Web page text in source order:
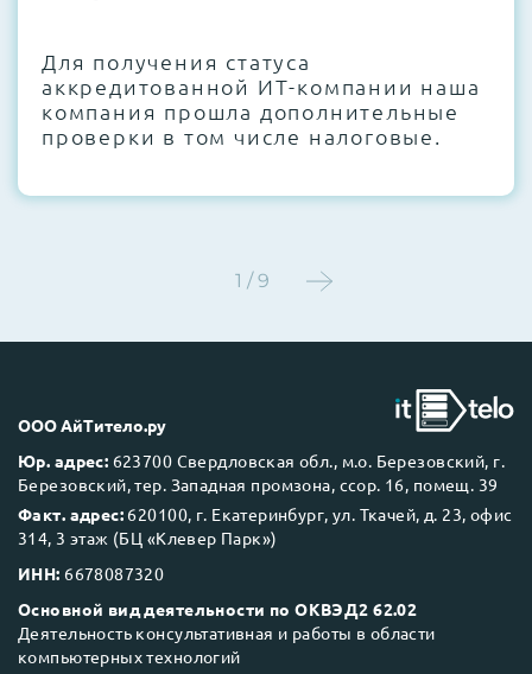
Этап 4:Стресс-тестирование под 100%
нагрузкой в течение 72 часов для
проверки стабильности всех подсистем
Next Business Day (NBD)
Для получения статуса
аккредитованной ИТ-компании наша
компания прошла дополнительные
проверки в том числе налоговые.
1 / 9
ООО АйТитело.ру
Юр. адрес: 623700 Свердловская обл., м.о. Березовский, г.
Березовский, тер. Западная промзона, ссор. 16, помещ. 39
Факт. адрес: 620100, г. Екатеринбург, ул. Ткачей, д. 23, офис
314, 3 этаж (БЦ «Клевер Парк»)
ИНН: 6678087320
Основной вид деятельности по ОКВЭД2 62.02
Деятельность консультативная и работы в области
компьютерных технологий